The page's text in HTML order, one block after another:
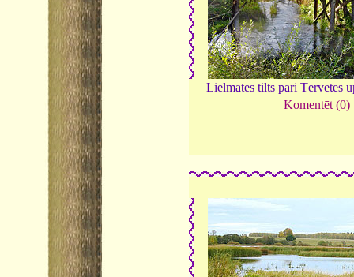
Lielmātes tilts pāri Tērvetes
Komentēt (0)